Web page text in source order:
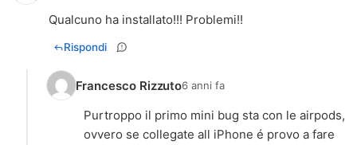
Qualcuno ha installato!!! Problemi!!
Rispondi
Francesco Rizzuto6 anni fa
Purtroppo il primo mini bug sta con le airpods,
ovvero se collegate all iPhone é provo a fare